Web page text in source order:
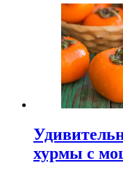
хурмы с